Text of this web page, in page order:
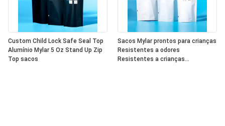
Custom Child Lock Safe Seal Top
Alumínio Mylar 5 Oz Stand Up Zip
Top sacos
Sacos Mylar prontos para crianças
Resistentes a odores
Resistentes a crianças